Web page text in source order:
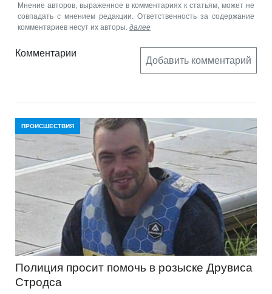
Мнение авторов, выраженное в комментариях к статьям, может не
совпадать с мнением редакции. Ответственность за содержание
комментариев несут их авторы. далее
Комментарии
Добавить комментарий
ПРОИСШЕСТВИЯ
Полиция просит помочь в розыске Друвиса
Стродса